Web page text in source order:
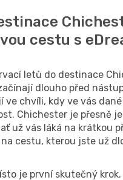
cestu s
letů do destinace
dlouho před
ve chvíli, kdy ve vás
Chichester je přesně
už vás láká na krátkou
cestu, kterou jste už
je první skutečný